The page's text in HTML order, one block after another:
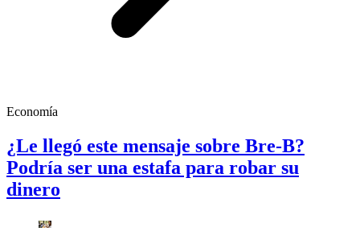
Economía
¿Le llegó este mensaje sobre Bre-B?
Podría ser una estafa para robar su
dinero